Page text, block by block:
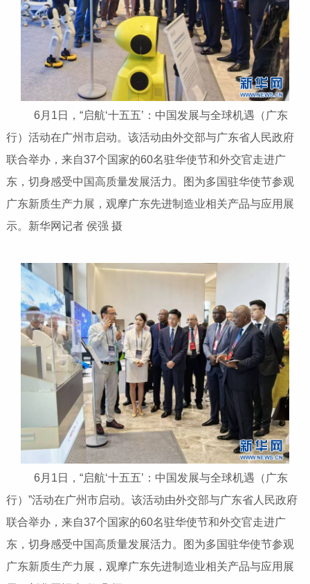
6月1日，“启航‘十五五’：中国发展与全球机遇（广东
行）活动在广州市启动。该活动由外交部与广东省人民政府
联合举办，来自37个国家的60名驻华使节和外交官走进广
东，切身感受中国高质量发展活力。图为多国驻华使节参观
广东新质生产力展，观摩广东先进制造业相关产品与应用展
示。新华网记者 侯强 摄
6月1日，“启航‘十五五’：中国发展与全球机遇（广东
行）”活动在广州市启动。该活动由外交部与广东省人民政府
联合举办，来自37个国家的60名驻华使节和外交官走进广
东，切身感受中国高质量发展活力。图为多国驻华使节参观
广东新质生产力展，观摩广东先进制造业相关产品与应用展